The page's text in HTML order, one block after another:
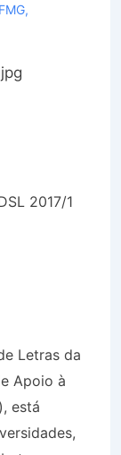
,
2017/1
Letras da
Apoio à
está